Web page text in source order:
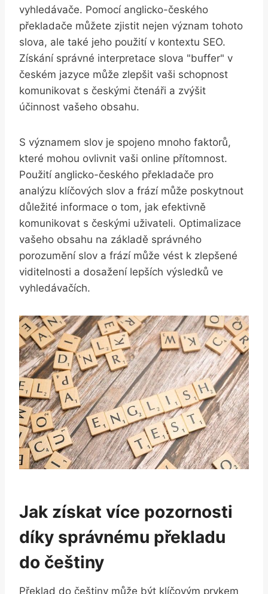
vyhledávače. Pomocí anglicko-českého
překladače můžete zjistit nejen význam tohoto
slova, ale také jeho použití v kontextu SEO.
Získání správné interpretace slova "buffer" v
českém jazyce může zlepšit vaši schopnost
komunikovat s českými čtenáři a zvýšit
účinnost vašeho obsahu.
S významem slov je spojeno mnoho faktorů,
které mohou ovlivnit vaši online přítomnost.
Použití anglicko-českého překladače pro
analýzu klíčových slov a frází může poskytnout
důležité informace o tom, jak efektivně
komunikovat s českými uživateli. Optimalizace
vašeho obsahu na základě správného
porozumění slov a frází může vést k zlepšené
viditelnosti a dosažení lepších výsledků ve
vyhledávačích.
Jak získat více pozornosti
díky správnému překladu
do češtiny
Překlad do češtiny může být klíčovým prvkem